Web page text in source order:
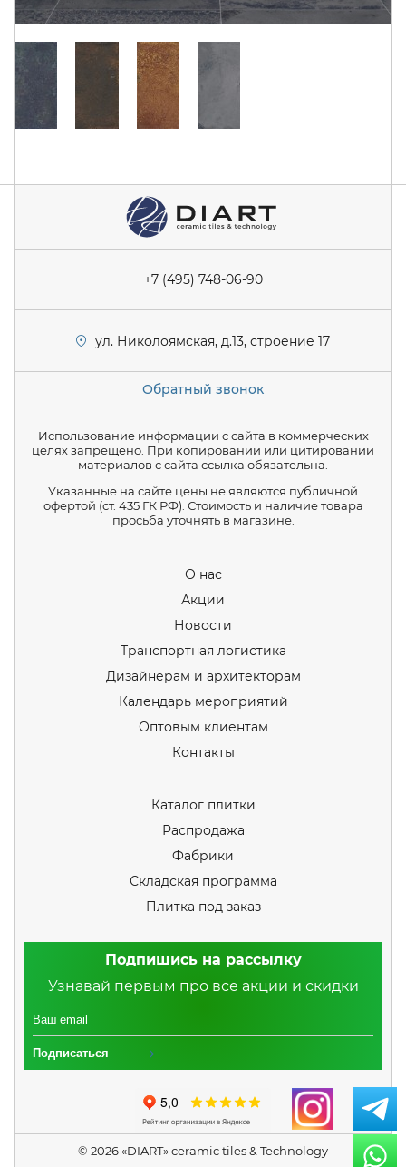
+7 (495) 748-06-90
ул. Николоямская, д.13, строение 17
Обратный звонок
Использование информации с сайта в коммерческих
целях запрещено. При копировании или цитировании
материалов с сайта ссылка обязательна.
Указанные на сайте цены не являются публичной
офертой (ст. 435 ГК РФ). Стоимость и наличие товара
просьба уточнять в магазине.
О нас
Акции
Новости
Транспортная логистика
Дизайнерам и архитекторам
Календарь мероприятий
Оптовым клиентам
Контакты
Каталог плитки
Распродажа
Фабрики
Складская программа
Плитка под заказ
Подпишись на рассылку
Узнавай первым про все акции и скидки
Подписаться
© 2026 «DIART» ceramic tiles & Technology